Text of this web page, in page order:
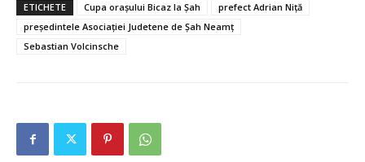
ETICHETE Cupa orașului Bicaz la Șah
prefect Adrian Niță
președintele Asociației Judetene de Șah Neamț
Sebastian Volcinsche